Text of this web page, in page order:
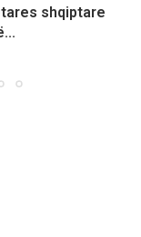
shqiptare